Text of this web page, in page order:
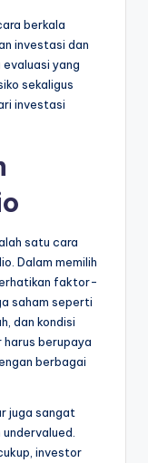
berkala
investasi dan
yang
sekaligus
investasi
satu cara
Dalam memilih
faktor-
saham seperti
dan kondisi
harus berupaya
berbagai
juga sangat
investor